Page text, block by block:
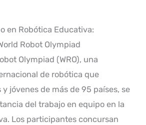
en Robótica Educativa:
Robot Olympiad
Olympiad (WRO), una
de robótica que
jóvenes de más de 95 países, se
del trabajo en equipo en la
Los participantes concursan